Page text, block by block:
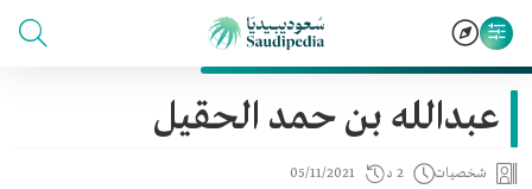
عبدالله بن حمد الحقيل
شخصيات 2 د 05/11/2021